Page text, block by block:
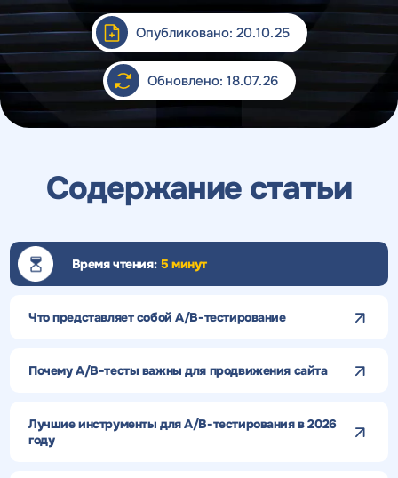
Опубликовано: 20.10.25
Обновлено: 18.07.26
Содержание статьи
Время чтения: 5 минут
Что представляет собой A/B-тестирование
Почему A/B-тесты важны для продвижения сайта
Лучшие инструменты для A/B-тестирования в 2026
году